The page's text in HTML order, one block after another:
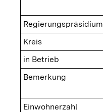
Regierungspräsidium
Kreis
in Betrieb
Bemerkung
Einwohnerzahl